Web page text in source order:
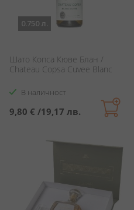
0.750 л.
Шато Копса Кюве Блан /
Chateau Copsa Cuvee Blanc
В наличност
9,80 € /19,17 лв.